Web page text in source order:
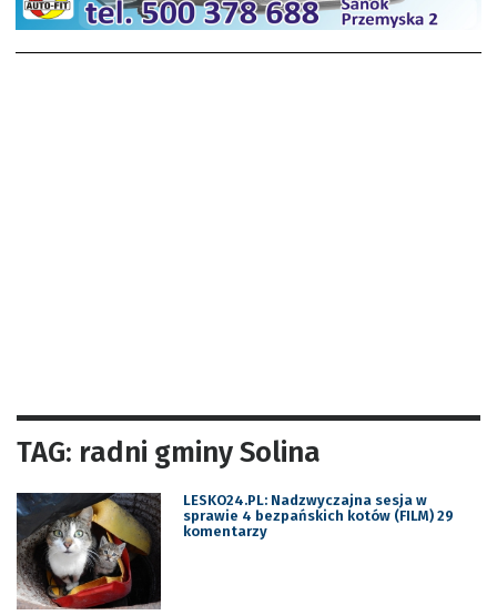
TAG: radni gminy Solina
LESKO24.PL: Nadzwyczajna sesja w
sprawie 4 bezpańskich kotów (FILM) 29
komentarzy